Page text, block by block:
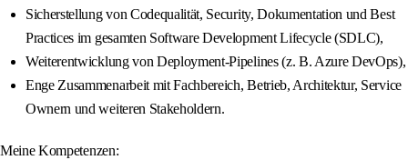
Sicherstellung von Codequalität, Security, Dokumentation und Best
Practices im gesamten Software Development Lifecycle (SDLC),
Weiterentwicklung von Deployment-Pipelines (z. B. Azure DevOps),
Enge Zusammenarbeit mit Fachbereich, Betrieb, Architektur, Service
Ownern und weiteren Stakeholdern.
Meine Kompetenzen: